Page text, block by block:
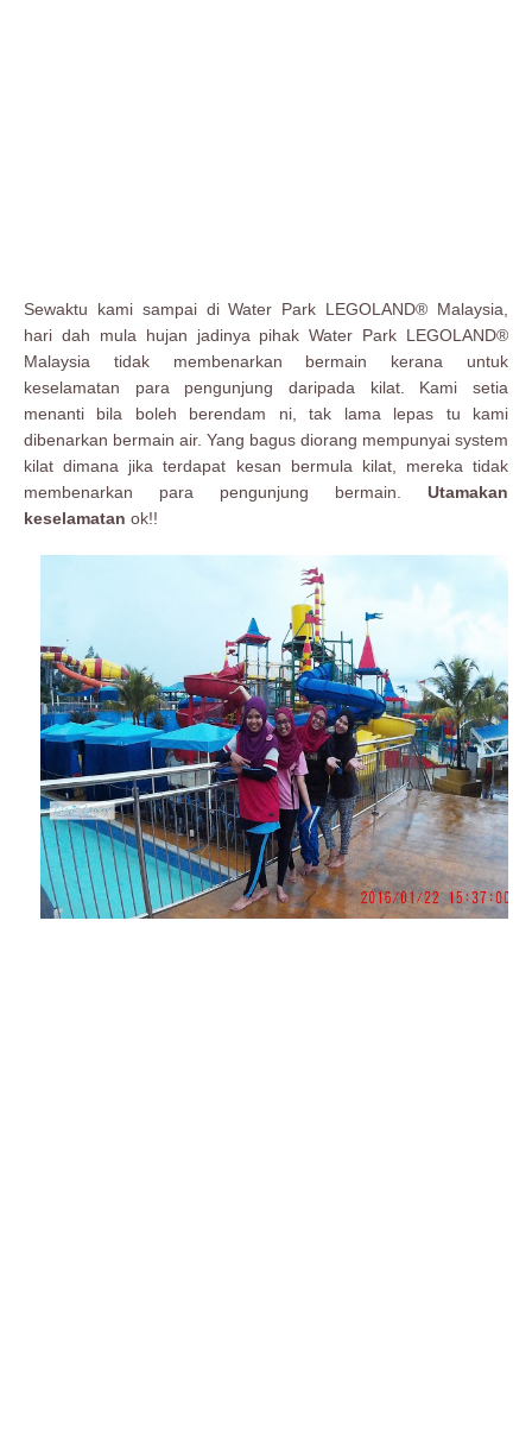
Sewaktu kami sampai di Water Park LEGOLAND® Malaysia,
hari dah mula hujan jadinya pihak Water Park LEGOLAND®
Malaysia tidak membenarkan bermain kerana untuk
keselamatan para pengunjung daripada kilat. Kami setia
menanti bila boleh berendam ni, tak lama lepas tu kami
dibenarkan bermain air. Yang bagus diorang mempunyai system
kilat dimana jika terdapat kesan bermula kilat, mereka tidak
membenarkan para pengunjung bermain. Utamakan
keselamatan ok!!